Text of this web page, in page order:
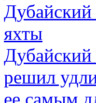
яхты
решил
ее самым